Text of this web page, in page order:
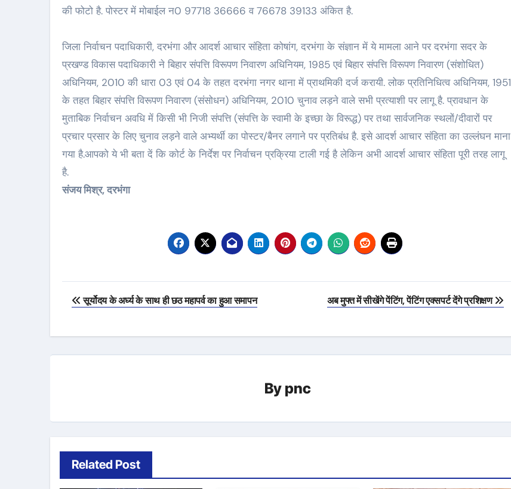
की फोटो है. पोस्टर में मोबाईल न0 97718 36666 व 76678 39133 अंकित है.
जिला निर्वाचन पदाधिकारी, दरभंगा और आदर्श आचार संहिता कोषांग, दरभंगा के संज्ञान में ये मामला आने पर दरभंगा सदर के
प्रखण्ड विकास पदाधिकारी ने बिहार संपत्ति विरूपण निवारण अधिनियम, 1985 एवं बिहार संपत्ति विरूपण निवारण (संशोधित)
अधिनियम, 2010 की धारा 03 एवं 04 के तहत दरभंगा नगर थाना में प्राथमिकी दर्ज करायी. लोक प्रतिनिधित्व अधिनियम, 1951
के तहत बिहार संपत्ति विरूपण निवारण (संसोधन) अधिनियम, 2010 चुनाव लड़ने वाले सभी प्रत्याशी पर लागू है. प्रावधान के
मुताबिक निर्वाचन अवधि में किसी भी निजी संपत्ति (संपत्ति के स्वामी के इच्छा के विरूद्ध) पर तथा सार्वजनिक स्थलों/दीवारों पर
प्रचार प्रसार के लिए चुनाव लड़ने वाले अभ्यर्थी का पोस्टर/बैनर लगाने पर प्रतिबंध है. इसे आदर्श आचार संहिता का उल्लंघन माना
गया है.आपको ये भी बता दें कि कोर्ट के निर्देश पर निर्वाचन प्रक्रिया टाली गई है लेकिन अभी आदर्श आचार संहिता पूरी तरह लागू
है.
संजय मिश्र, दरभंगा
Post
सूर्योदय के अर्घ्य के साथ ही छठ महापर्व का हुआ समापन अब मुफ्त में सीखेंगे पेंटिंग, पेंटिंग एक्सपर्ट देंगे प्रशिक्षण
By pnc
Related Post